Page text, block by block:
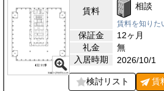
賃料 相談
賃料を知りた
保証金
12ヶ月
礼金
無
入居時期
2026/10/1
検討リスト 賃